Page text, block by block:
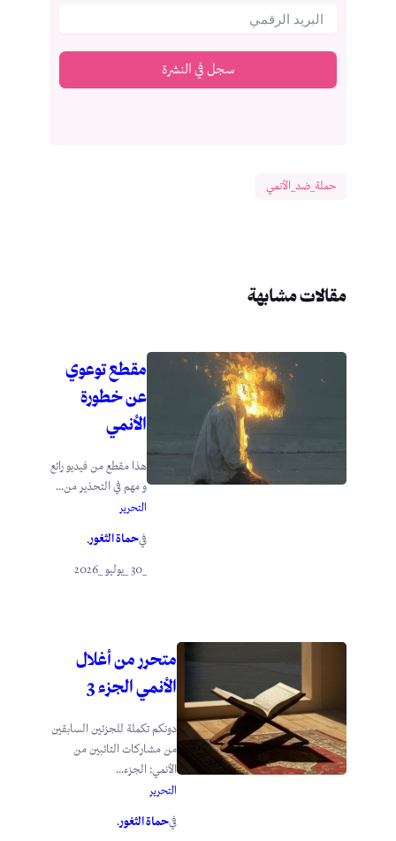
سجل في النشرة
حملة_ضد_الأنمي
مقالات مشابهة
مقطع توعوي
عن خطورة
الأنمي
هذا مقطع من فيديو رائع
و مهم في التحذير من...
التحرير
فيحماة الثغور.
متحرر من أغلال
الأنمي الجزء 3
دونكم تكملة للجزئين السابقين
من مشاركات التائبين من
الأنمي: الجزء...
التحرير
فيحماة الثغور.